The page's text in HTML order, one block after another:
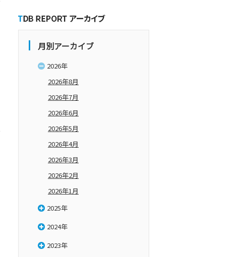
月別アーカイブ
2026年
2026年8月
2026年7月
2026年6月
2026年5月
2026年4月
2026年3月
2026年2月
2026年1月
2025年
2024年
2023年